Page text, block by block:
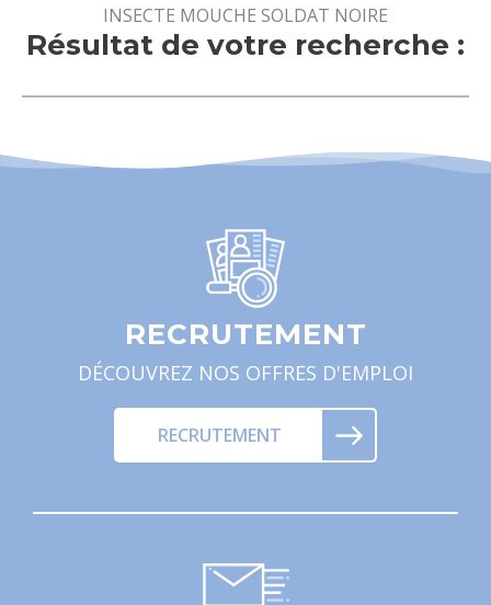
INSECTE MOUCHE SOLDAT NOIRE
Résultat de votre recherche :
RECRUTEMENT
DÉCOUVREZ NOS OFFRES D'EMPLOI
RECRUTEMENT